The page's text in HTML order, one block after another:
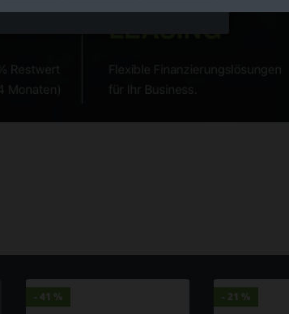
- 41 %
- 41 % - 21 %
- 21 %